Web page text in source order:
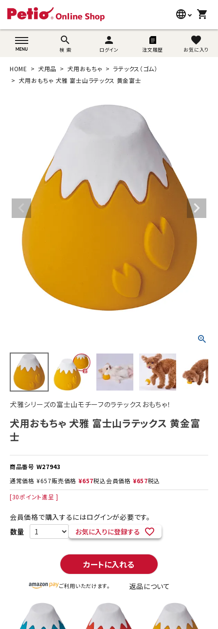
language
wovn-lang-name
shopping_cart
search
検 索
person
ログイン 注文履歴
favorite
お気に入り
search
猫用品
ブランド別に探す
目的別に探す
SNS
ご利用案内
ACCOUNT MENU
ようこそ ゲスト 様
ログイン person 新規会員登録
HOME 犬用品 犬用おもちゃ
ラテックス（ゴム）
犬用おもちゃ 犬雅 富士山ラテックス 黄金富士
犬雅シリーズの富士山モチーフのラテックスおもちゃ！
犬用おもちゃ 犬雅 富士山ラテックス 黄金富
士
商品番号 W27943
通常価格 ¥657販売価格 ¥657税込会員価格 ¥657税込
[30ポイント進呈 ]
会員価格で購入するにはログインが必要です。
お気に入りに登録する
カートに入れる
ご利用いただけます。 返品について